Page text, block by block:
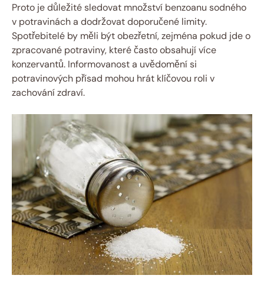
Proto je důležité sledovat množství benzoanu sodného
v potravinách a dodržovat doporučené limity.
Spotřebitelé by měli být obezřetní, zejména pokud jde o
zpracované potraviny, které často obsahují více
konzervantů. Informovanost a uvědomění si
potravinových přísad mohou hrát klíčovou roli v
zachování zdraví.